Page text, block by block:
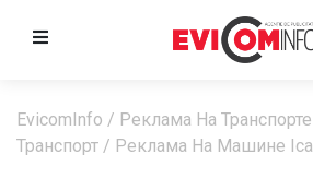
EvicomInfo / Реклама На Транспорте
Транспорт / Реклама На Машине